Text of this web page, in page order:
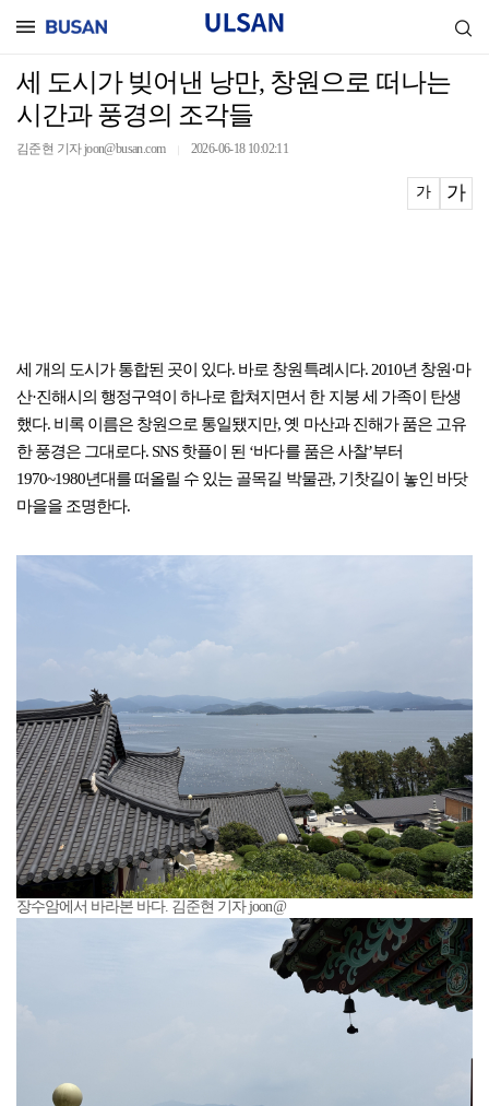
세 도시가 빚어낸 낭만, 창원으로 떠나는
시간과 풍경의 조각들
김준현 기자 joon@busan.com 2026-06-18 10:02:11
가 가
세 개의 도시가 통합된 곳이 있다. 바로 창원특례시다. 2010년 창원·마
산·진해시의 행정구역이 하나로 합쳐지면서 한 지붕 세 가족이 탄생
했다. 비록 이름은 창원으로 통일됐지만, 옛 마산과 진해가 품은 고유
한 풍경은 그대로다. SNS 핫플이 된 ‘바다를 품은 사찰’부터
1970~1980년대를 떠올릴 수 있는 골목길 박물관, 기찻길이 놓인 바닷
마을을 조명한다.
장수암에서 바라본 바다. 김준현 기자 joon@